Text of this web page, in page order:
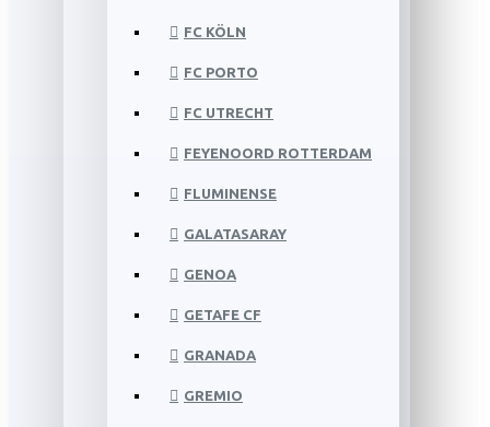
FC KÖLN
FC PORTO
FC UTRECHT
FEYENOORD ROTTERDAM
FLUMINENSE
GALATASARAY
GENOA
GETAFE CF
GRANADA
GREMIO